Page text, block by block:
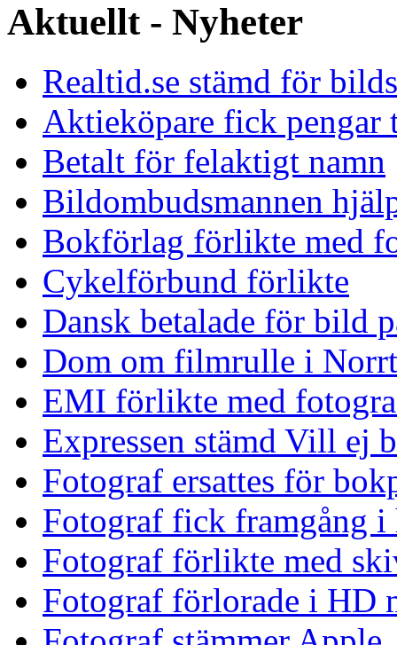
Aktuellt - Nyheter
Realtid.se stämd för
Aktieköpare fick pengar
Betalt för felaktigt namn
Bildombudsmannen
Bokförlag förlikte med
Cykelförbund förlikte
Dansk betalade för bild
Dom om filmrulle i
EMI förlikte med
Expressen stämd Vill ej
Fotograf ersattes för
Fotograf fick framgång i
Fotograf förlikte med
Fotograf förlorade i HD